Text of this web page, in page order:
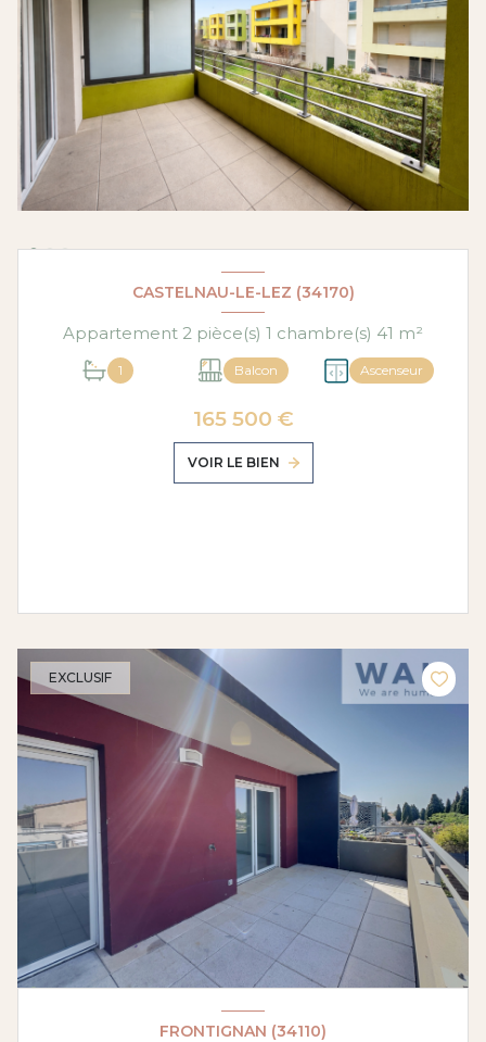
CASTELNAU-LE-LEZ (34170)
Appartement 2 pièce(s) 1 chambre(s) 41 m²
1 Balcon Ascenseur
165 500 €
VOIR LE BIEN
EXCLUSIF
FRONTIGNAN (34110)